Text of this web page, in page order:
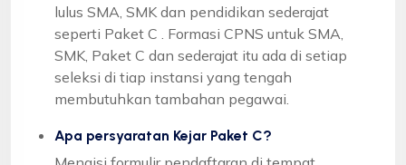
lulus SMA, SMK dan pendidikan sederajat
seperti Paket C . Formasi CPNS untuk SMA,
SMK, Paket C dan sederajat itu ada di setiap
seleksi di tiap instansi yang tengah
membutuhkan tambahan pegawai.
Apa persyaratan Kejar Paket C?